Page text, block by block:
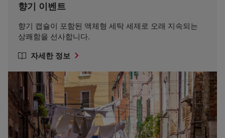
향기 이벤트
향기 캡슐이 포함된 액체형 세탁 세제로 오래 지속되는
상쾌함을 선사합니다.
자세한 정보